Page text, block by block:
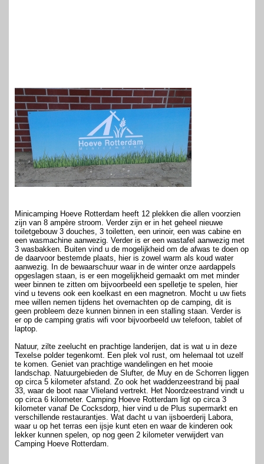
Minicamping Hoeve Rotterdam heeft 12 plekken die allen voorzien
zijn van 8 ampère stroom. Verder zijn er in het geheel nieuwe
toiletgebouw 3 douches, 3 toiletten, een urinoir, een was cabine en
een wasmachine aanwezig. Verder is er een wastafel aanwezig met
3 wasbakken. Buiten vind u de mogelijkheid om de afwas te doen op
de daarvoor bestemde plaats, hier is zowel warm als koud water
aanwezig. In de bewaarschuur waar in de winter onze aardappels
opgeslagen staan, is er een mogelijkheid gemaakt om met minder
weer binnen te zitten om bijvoorbeeld een spelletje te spelen, hier
vind u tevens ook een koelkast en een magnetron. Mocht u uw fiets
mee willen nemen tijdens het overnachten op de camping, dit is
geen probleem deze kunnen binnen in een stalling staan. Verder is
er op de camping gratis wifi voor bijvoorbeeld uw telefoon, tablet of
laptop.
Natuur, zilte zeelucht en prachtige landerijen, dat is wat u in deze
Texelse polder tegenkomt. Een plek vol rust, om helemaal tot uzelf
te komen. Geniet van prachtige wandelingen en het mooie
landschap. Natuurgebieden de Slufter, de Muy en de Schorren liggen
op circa 5 kilometer afstand. Zo ook het waddenzeestrand bij paal
33, waar de boot naar Vlieland vertrekt. Het Noordzeestrand vindt u
op circa 6 kilometer. Camping Hoeve Rotterdam ligt op circa 3
kilometer vanaf De Cocksdorp, hier vind u de Plus supermarkt en
verschillende restaurantjes. Wat dacht u van ijsboerderij Labora,
waar u op het terras een ijsje kunt eten en waar de kinderen ook
lekker kunnen spelen, op nog geen 2 kilometer verwijdert van
Camping Hoeve Rotterdam.